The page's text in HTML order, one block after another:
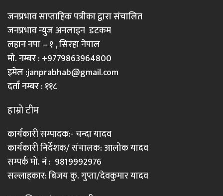
जनप्रभाव साप्ताहिक पत्रीका द्वारा संचालित
जनप्रभाव न्युज अनलाइन डटकम
लहान नपा – १ , सिरहा नेपाल
मो. नम्बर : +9779863964800
इमेल :janprabhab@gmail.com
दर्ता नम्बर : ११८
हाम्रो टीम
कार्यकारी सम्पादक:- चन्दा यादव
कार्यकारी निर्देशक/ संचालक: आलोक यादव
सम्पर्क मो. नं : 9819992976
सल्लाहकार: बिजय कु. गुप्ता/देवकुमार यादव